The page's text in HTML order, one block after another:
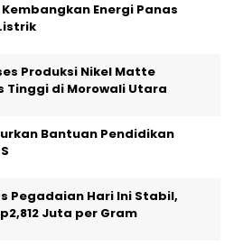
Energi Panas
Produksi Nikel Matte
Tinggi di Morowali Utara
Bantuan Pendidikan
Pegadaian Hari Ini Stabil,
Juta per Gram